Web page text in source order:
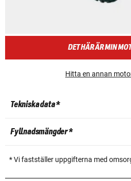
DET HÄR ÄR MIN
Hitta en annan
Tekniska data *
Fyllnadsmängder *
* Vi fastställer uppgifterna med